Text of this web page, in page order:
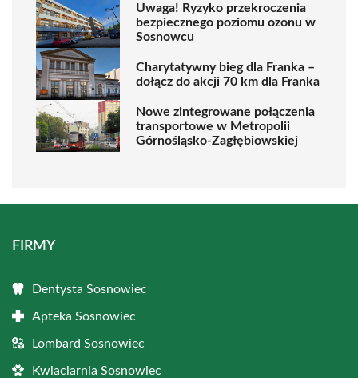
Uwaga! Ryzyko przekroczenia
bezpiecznego poziomu ozonu w
Sosnowcu
Charytatywny bieg dla Franka –
dołącz do akcji 70 km dla Franka
Nowe zintegrowane połączenia
transportowe w Metropolii
Górnośląsko-Zagłębiowskiej
FIRMY
Dentysta Sosnowiec
Apteka Sosnowiec
Lombard Sosnowiec
Kwiaciarnia Sosnowiec